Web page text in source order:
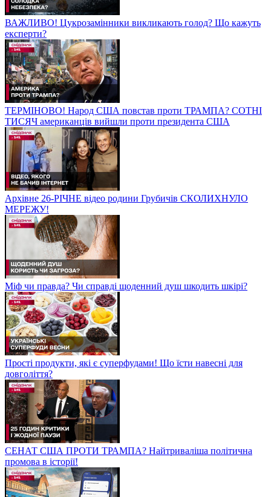
ВАЖЛИВО! Цукрозамінники викликають голод? Що кажуть
експерти?
ТЕРМІНОВО! Народ США повстав проти ТРАМПА? СОТНІ
ТИСЯЧ американців вийшли проти президента США
Архівне 26-РІЧНЕ відео родини Грубичів СКОЛИХНУЛО
МЕРЕЖУ!
Міф чи правда? Чи справді щоденний душ шкодить шкірі?
Прості продукти, які є суперфудами! Що їсти навесні для
довголіття?
СЕНАТ США ПРОТИ ТРАМПА? Найтриваліша політична
промова в історії!